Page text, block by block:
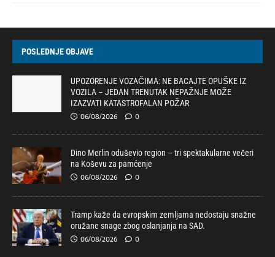
POSLEDNJE OBJAVE
UPOZORENJE VOZAČIMA: NE BACAJTE OPUŠKE IZ
VOZILA – JEDAN TRENUTAK NEPAŽNJE MOŽE
IZAZVATI KATASTROFALAN POŽAR
06/08/2026 0
Dino Merlin oduševio region – tri spektakularne večeri
na Koševu za pamćenje
06/08/2026 0
Tramp kaže da evropskim zemljama nedostaju snažne
oružane snage zbog oslanjanja na SAD.
06/08/2026 0